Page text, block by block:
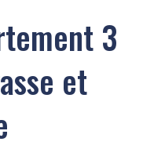
3
et